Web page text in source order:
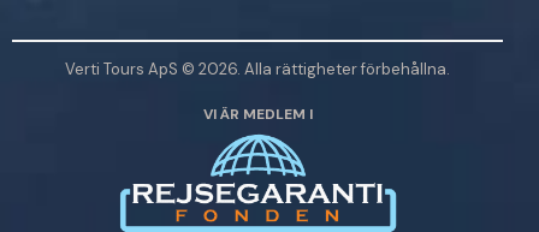
Verti Tours ApS © 2026. Alla rättigheter förbehållna.
VI ÄR MEDLEM I